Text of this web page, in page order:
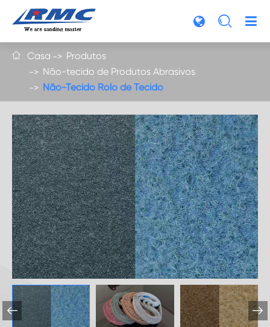

 Casa
Produtos
Não-tecido de Produtos Abrasivos
Não-Tecido Rolo de Tecido

